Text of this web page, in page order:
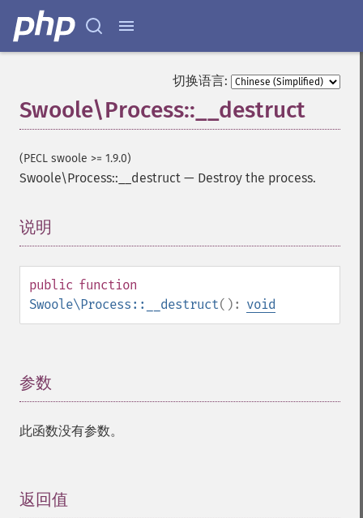
切换语言:
Swoole\Process::__destruct
(PECL swoole >= 1.9.0)
Swoole\Process::__destruct — Destroy the process.
说明
public function
Swoole\Process::__destruct(): void
参数
此函数没有参数。
返回值